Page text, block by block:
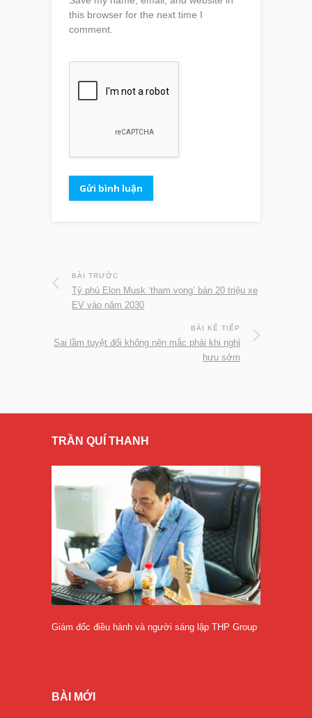
this browser for the next time I
comment.
BÀI TRƯỚC
Tỷ phú Elon Musk ‘tham vọng’ bán 20 triệu xe
EV vào năm 2030
BÀI KẾ TIẾP
Sai lầm tuyệt đối không nên mắc phải khi nghỉ
hưu sớm
TRẦN QUÍ THANH
Giám đốc điều hành và người sáng lập THP Group
BÀI MỚI